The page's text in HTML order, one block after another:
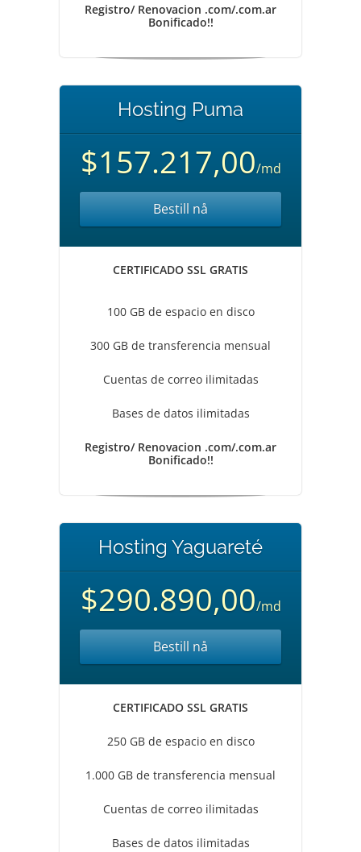
Registro/ Renovacion .com/.com.ar
Bonificado!!
Hosting Puma
$157.217,00/md
Bestill nå
CERTIFICADO SSL GRATIS
100 GB de espacio en disco
300 GB de transferencia mensual
Cuentas de correo ilimitadas
Bases de datos ilimitadas
Registro/ Renovacion .com/.com.ar
Bonificado!!
Hosting Yaguareté
$290.890,00/md
Bestill nå
CERTIFICADO SSL GRATIS
250 GB de espacio en disco
1.000 GB de transferencia mensual
Cuentas de correo ilimitadas
Bases de datos ilimitadas